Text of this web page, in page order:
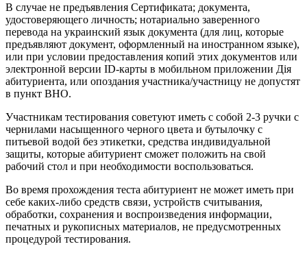
В случае не предъявления Сертификата; документа,
удостоверяющего личность; нотариально заверенного
перевода на украинский язык документа (для лиц, которые
предъявляют документ, оформленный на иностранном языке),
или при условии предоставления копий этих документов или
электронной версии ID-карты в мобильном приложении Дія
абитуриента, или опоздания участника/участницу не допустят
в пункт ВНО.
Участникам тестирования советуют иметь с собой 2-3 ручки с
чернилами насыщенного черного цвета и бутылочку с
питьевой водой без этикетки, средства индивидуальной
защиты, которые абитуриент сможет положить на свой
рабочий стол и при необходимости воспользоваться.
Во время прохождения теста абитуриент не может иметь при
себе каких-либо средств связи, устройств считывания,
обработки, сохранения и воспроизведения информации,
печатных и рукописных материалов, не предусмотренных
процедурой тестирования.